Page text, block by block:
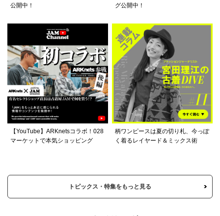
公開中！
グ公開中！
【YouTube】ARKnetsコラボ！028
マーケットで本気ショッピング
柄ワンピースは夏の切り札、今っぽ
く着るレイヤード＆ミックス術
トピックス・特集をもっと見る